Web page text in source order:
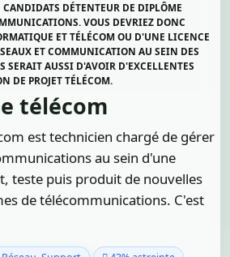
CANDIDATS DÉTENTEUR DE DIPLÔME
VOUS DEVRIEZ DONC
ET TÉLÉCOM OU D'UNE LICENCE
ET COMMUNICATION AU SEIN DES
SERAIT AUSSI D'AVOIR D'EXCELLENTES
DE PROJET TÉLÉCOM.
télécom
est technicien chargé de gérer
au sein d'une
teste puis produit de nouvelles
de télécommunications. C'est